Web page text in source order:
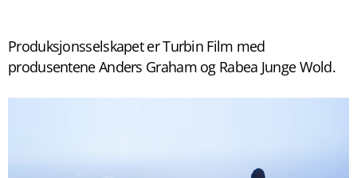
Produksjonsselskapet er Turbin Film med
produsentene Anders Graham og Rabea Junge Wold.